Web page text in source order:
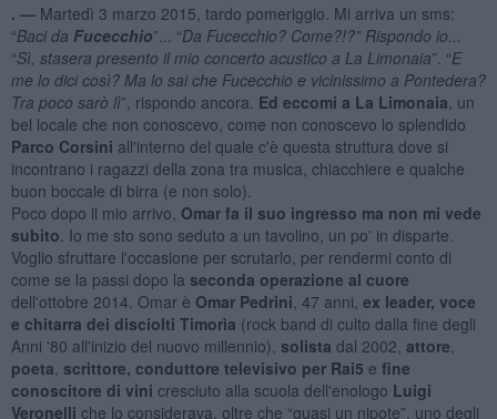
. — Martedì 3 marzo 2015, tardo pomeriggio. Mi arriva un sms:
“Baci da Fucecchio”... “Da Fucecchio? Come?!?” Rispondo io...
“Sì, stasera presento il mio concerto acustico a La Limonaia”. “E
me lo dici così? Ma lo sai che Fucecchio e vicinissimo a Pontedera?
Tra poco sarò lì”, rispondo ancora. Ed eccomi a La Limonaia , un
bel locale che non conoscevo, come non conoscevo lo splendido
Parco Corsini all'interno del quale c'è questa struttura dove si
incontrano i ragazzi della zona tra musica, chiacchiere e qualche
buon boccale di birra (e non solo).
Poco dopo il mio arrivo, Omar fa il suo ingresso ma non mi vede
subito . Io me sto sono seduto a un tavolino, un po' in disparte.
Voglio sfruttare l'occasione per scrutarlo, per rendermi conto di
come se la passi dopo la seconda operazione al cuore
dell'ottobre 2014. Omar è Omar Pedrini , 47 anni, ex leader, voce
e chitarra dei disciolti Timorìa (rock band di culto dalla fine degli
Anni '80 all'inizio del nuovo millennio), solista dal 2002, attore
poeta scrittore, conduttore televisivo per Rai5 e fine
conoscitore di vini cresciuto alla scuola dell'enologo Luigi
Veronelli che lo considerava, oltre che “quasi un nipote”, uno degli